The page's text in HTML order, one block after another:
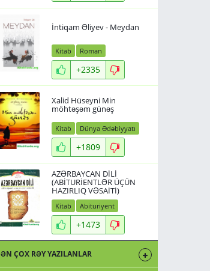
İntiqam Əliyev - Meydan
Kitab Roman
+2335
Xalid Hüseyni Min
möhtəşəm günəş
Kitab Dünya Ədəbiyyatı
+1809
AZƏRBAYCAN DİLİ
(ABİTURİENTLƏR ÜÇÜN
HAZIRLIQ VƏSAİTİ)
Kitab Abituriyent
+1473
ƏN ÇOX RƏY YAZILANLAR